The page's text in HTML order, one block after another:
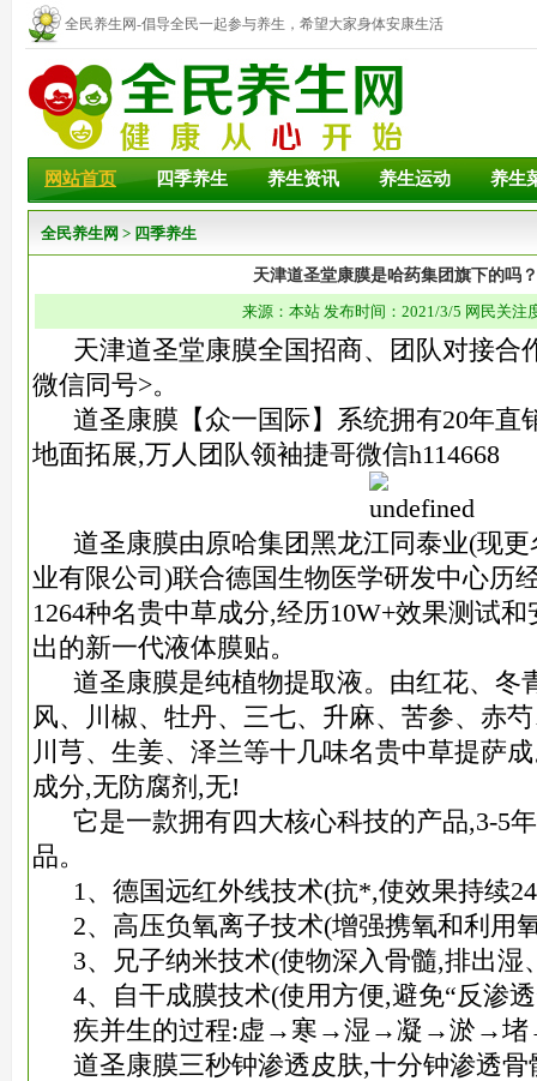
全民养生网-倡导全民一起参与养生，希望大家身体安康生活
幸福！
网站首页 四季养生 养生资讯 养生运动 养生
全民养生网 > 四季养生
天津道圣堂康膜是哈药集团旗下的吗
来源：本站 发布时间：2021/3/5 网民关注
天津道圣堂康膜全国招商、团队对接合
微信同号>。
道圣康膜【众一国际】系统拥有20年直
地面拓展,万人团队领袖捷哥微信h114668
道圣康膜由原哈集团黑龙江同泰业(现
业有限公司)联合德国生物医学研发中心历
1264种名贵中草成分,经历10W+效果测试
出的新一代液体膜贴。
道圣康膜是纯植物提取液。由红花、冬
风、川椒、牡丹、三七、升麻、苦参、赤
川芎、生姜、泽兰等十几味名贵中草提萨
成分,无防腐剂,无!
它是一款拥有四大核心科技的产品,3-5
品。
1、德国远红外线技术(抗*,使效果持续
2、高压负氧离子技术(增强携氧和利用
3、兄子纳米技术(使物深入骨髓,排出湿
4、自干成膜技术(使用方便,避免“反渗
疾并生的过程:虚→寒→湿→凝→淤→
道圣康膜三秒钟渗透皮肤,十分钟渗透骨